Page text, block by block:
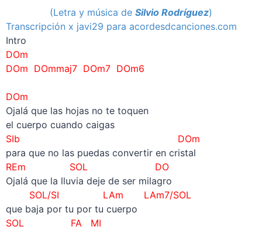
(Letra y música de Silvio Rodríguez)
Transcripción x javi29 para acordesdcanciones.com
Intro
DOm
DOm DOmmaj7 DOm7 DOm6
DOm
Ojalá que las hojas no te toquen
el cuerpo cuando caigas
SIb
DOm
para que no las puedas convertir en cristal
REm SOL
DO
Ojalá que la lluvia deje de ser milagro
SOL/SI LAm LAm7/SOL
que baja por tu por tu cuerpo
SOL FA MI